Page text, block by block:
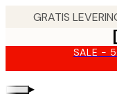
SALE -
▸